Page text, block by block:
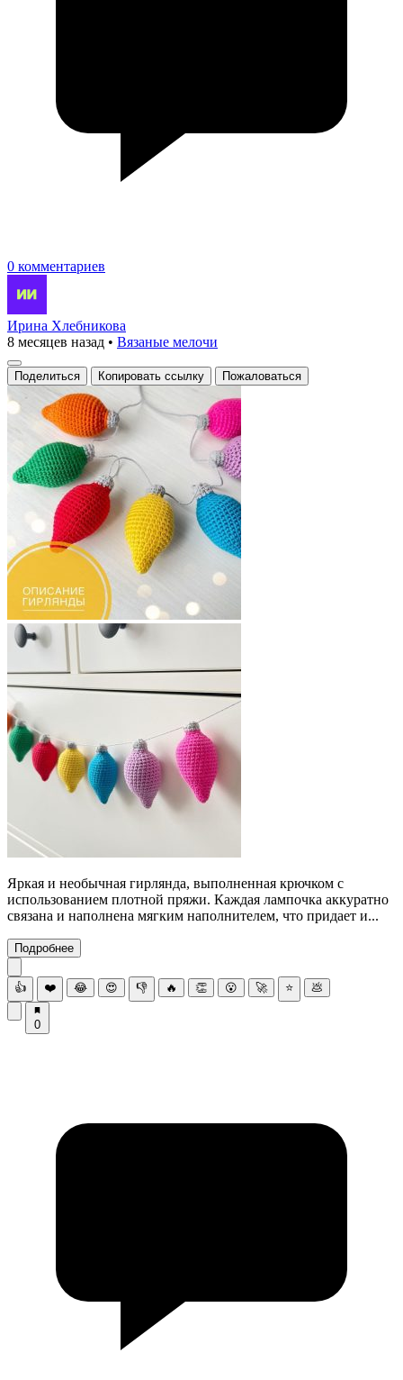
0 комментариев
Ирина Хлебникова
8 месяцев назад • Вязаные мелочи
Поделиться Копировать ссылку Пожаловаться
Яркая и необычная гирлянда, выполненная крючком с
использованием плотной пряжи. Каждая лампочка аккуратно
связана и наполнена мягким наполнителем, что придает и...
Подробнее
👍 ❤️ 😂 😍 👎 🔥 👏 😮 🚀 ⭐ 💩
0